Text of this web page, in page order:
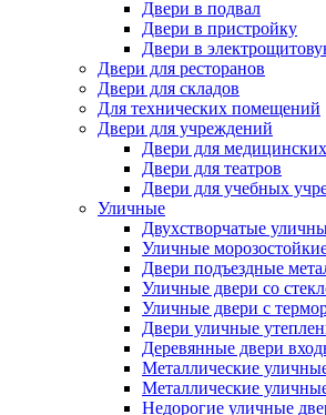
Двери в подвал
Двери в пристройку
Двери в
Двери для ресторанов
Двери для складов
Для технических помещений
Двери для учреждений
Двери для
Двери для театров
Двери для учебных
Уличные
Двухстворчатые
Уличные
Двери подъездные
Уличные двери со
Уличные двери с
Двери уличные
Деревянные двери
Металлические
Металлические
Недорогие уличные